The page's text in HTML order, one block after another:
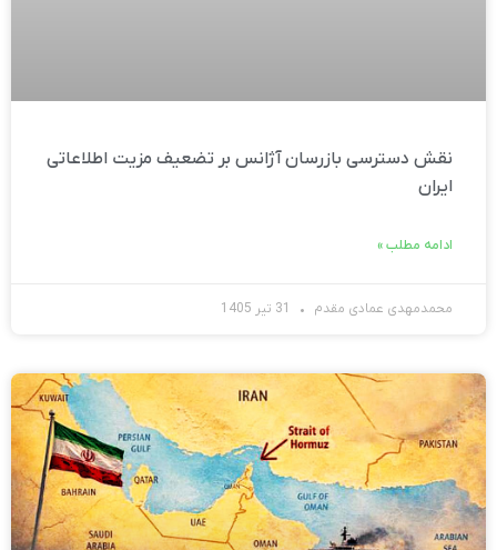
نقش دسترسی بازرسان آژانس بر تضعیف مزیت اطلاعاتی
ایران
ادامه مطلب »
محمدمهدی عمادی مقدم